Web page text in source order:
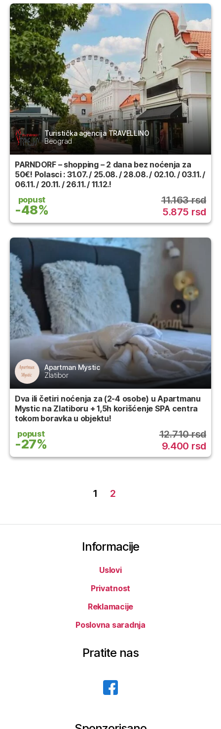
Turistička agencija TRAVELLINO
Beograd
PARNDORF – shopping – 2 dana bez noćenja za
50€! Polasci : 31.07. / 25.08. / 28.08. / 02.10. / 03.11. /
06.11. / 20.11. / 26.11. / 11.12.!
popust
-48%
11.163 rsd
5.875 rsd
Apartman Mystic
Zlatibor
Dva ili četiri noćenja za (2-4 osobe) u Apartmanu
Mystic na Zlatiboru + 1,5h korišćenje SPA centra
tokom boravka u objektu!
popust
-27%
12.710 rsd
9.400 rsd
Пагинација1 2
Informacije
Uslovi
Privatnost
Reklamacije
Poslovna saradnja
Pratite nas